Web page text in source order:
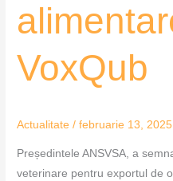
VoxQub
Actualitate /februarie 13, 2025
Președintele ANSVSA, a
veterinare pentru exportul de